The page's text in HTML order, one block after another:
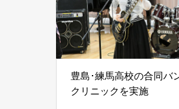
豊島･練馬高校の合同バ
クリニックを実施